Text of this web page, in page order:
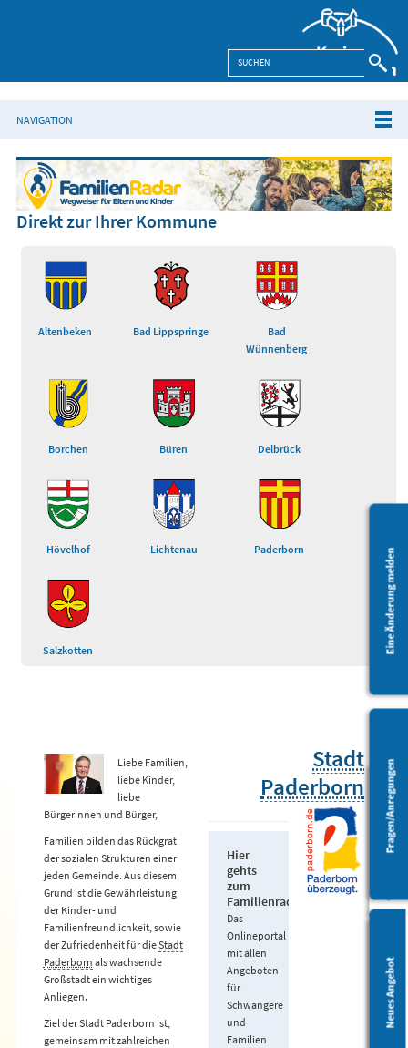
Leichte Sprache
Barrierefreiheit
NAVIGATION
Eine Änderung melden
Neues Angebot
Fragen/Anregungen
Direkt zur Ihrer Kommune
Altenbeken Bad Lippspringe
Bad
Wünnenberg
Borchen Büren Delbrück
Hövelhof Lichtenau Paderborn
Salzkotten
Liebe Familien,
liebe Kinder,
liebe
Bürgerinnen und Bürger,
Familien bilden das Rückgrat
der sozialen Strukturen einer
jeden Gemeinde. Aus diesem
Grund ist die Gewährleistung
der Kinder- und
Familienfreundlichkeit, sowie
der Zufriedenheit für dieStadt
Paderborn als wachsende
Großstadt ein wichtiges
Anliegen.
Ziel der Stadt Paderborn ist,
gemeinsam mit zahlreichen
Stadt
Paderborn
Hier
gehts
zum
Familienradar
Das
Onlineportal
mit allen
Angeboten
für
Schwangere
und
Familien